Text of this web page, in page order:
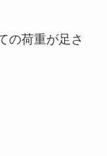
の荷重が足さ